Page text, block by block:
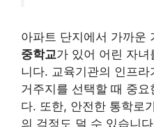
아파트 단지에서 가까운
중학교가 있어 어린 자
니다. 교육기관의 인프
거주지를 선택할 때 중
다. 또한, 안전한 통학로
의 걱정도 덜 수 있습니